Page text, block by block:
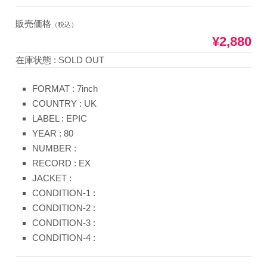
販売価格 （税込）
¥2,880
在庫状態 : SOLD OUT
FORMAT : 7inch
COUNTRY : UK
LABEL : EPIC
YEAR : 80
NUMBER :
RECORD : EX
JACKET :
CONDITION-1 :
CONDITION-2 :
CONDITION-3 :
CONDITION-4 :